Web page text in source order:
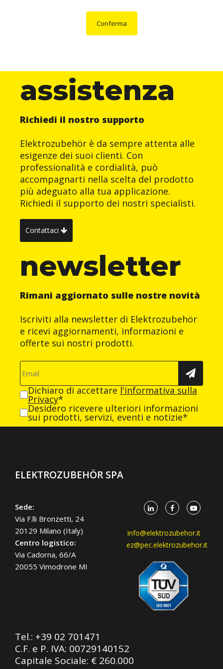
Conferma
assistenza
Richiedi il nostro supporto
Elektrozubehör è da sempre attenta alle
esigenze dei suoi clienti. Con
professionalità e cordialità, può
accompagnarti nella scelta del prodotto
più adeguato alla tua applicazione.
Richiedi il supporto dei nostri specialisti.
Contattaci
newsletter
Rimani aggiornato sulle nostre novità
Iscriviti alla newsletter di Elektrozubehör
e ricevi aggiornamenti, informazioni e
offerte sui nostri prodotti.
Dichiaro di accettare l'informativa sulla
Privacy*
Desidero ricevere ulteriori informazioni
sui prodotti, servizi, eventi e notizie*
ELEKTROZUBEHÖR SPA
Sede:
Via F.lli Bronzetti, 24
20129 Milano (Italy)
Centro logistico:
Via Cadorna, 66/A
20055 Vimodrone MI
info@elektrozubehor.it
ez@pec.elektrozubehor.it
Tel.: +39 02 701471
C.F. e P. IVA: 00729140152
Capitale Sociale: € 260.000